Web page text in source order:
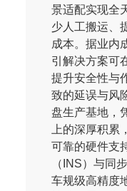
景适配实现全
少人工搬运、
成本。据业内
引解决方案可
提升安全性与
致的延误与风
盘生产基地，
上的深厚积累
可靠的硬件支
（INS）与同
车规级高精度